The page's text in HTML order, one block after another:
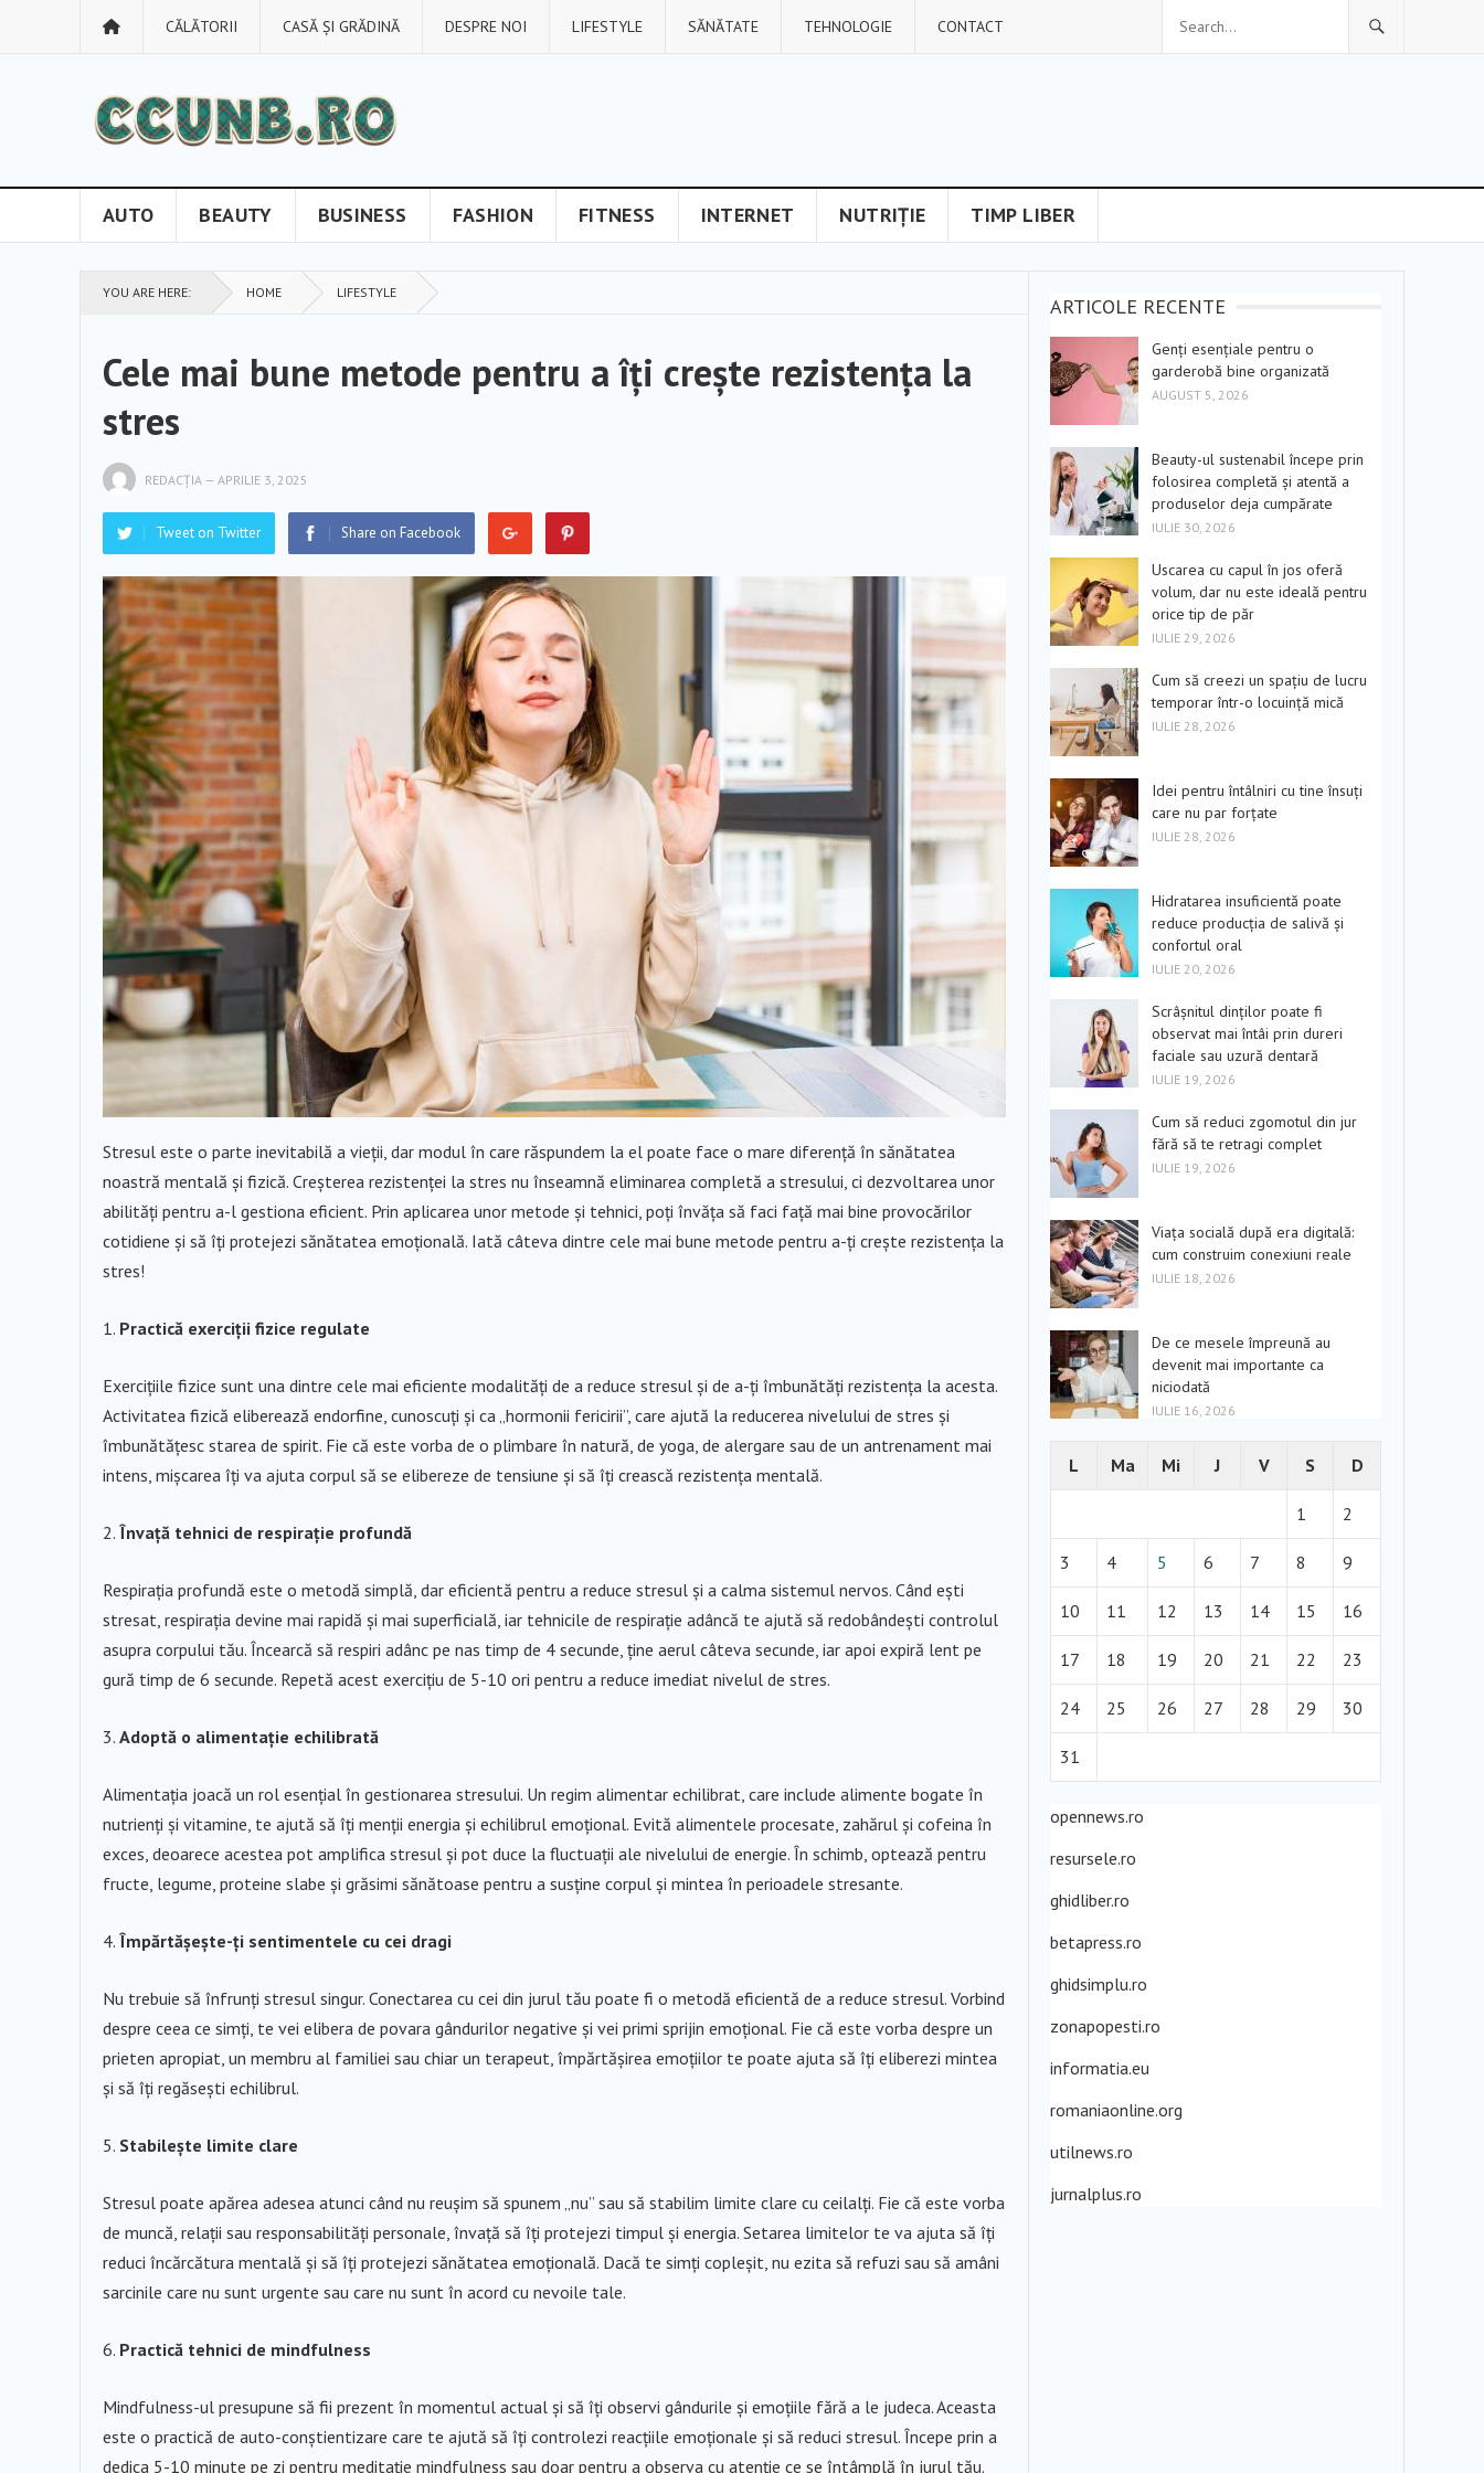
CĂLĂTORII CASĂ ȘI GRĂDINĂ DESPRE NOI LIFESTYLE SĂNĂTATE TEHNOLOGIE CONTACT
AUTO BEAUTY BUSINESS FASHION FITNESS INTERNET NUTRIȚIE TIMP LIBER
YOU ARE HERE: HOME LIFESTYLE
Cele mai bune metode pentru a îți crește rezistența la
stres
REDACȚIA — APRILIE 3, 2025
Tweet on Twitter Share on Facebook
Stresul este o parte inevitabilă a vieții, dar modul în care răspundem la el poate face o mare diferență în sănătatea
noastră mentală și fizică. Creșterea rezistenței la stres nu înseamnă eliminarea completă a stresului, ci dezvoltarea unor
abilități pentru a-l gestiona eficient. Prin aplicarea unor metode și tehnici, poți învăța să faci față mai bine provocărilor
cotidiene și să îți protejezi sănătatea emoțională. Iată câteva dintre cele mai bune metode pentru a-ți crește rezistența la
stres!
Practică exerciții fizice regulate
Exercițiile fizice sunt una dintre cele mai eficiente modalități de a reduce stresul și de a-ți îmbunătăți rezistența la acesta.
Activitatea fizică eliberează endorfine, cunoscuți și ca „hormonii fericirii”, care ajută la reducerea nivelului de stres și
îmbunătățesc starea de spirit. Fie că este vorba de o plimbare în natură, de yoga, de alergare sau de un antrenament mai
intens, mișcarea îți va ajuta corpul să se elibereze de tensiune și să îți crească rezistența mentală.
Învață tehnici de respirație profundă
Respirația profundă este o metodă simplă, dar eficientă pentru a reduce stresul și a calma sistemul nervos. Când ești
stresat, respirația devine mai rapidă și mai superficială, iar tehnicile de respirație adâncă te ajută să redobândești controlul
asupra corpului tău. Încearcă să respiri adânc pe nas timp de 4 secunde, ține aerul câteva secunde, iar apoi expiră lent pe
gură timp de 6 secunde. Repetă acest exercițiu de 5-10 ori pentru a reduce imediat nivelul de stres.
Adoptă o alimentație echilibrată
Alimentația joacă un rol esențial în gestionarea stresului. Un regim alimentar echilibrat, care include alimente bogate în
nutrienți și vitamine, te ajută să îți menții energia și echilibrul emoțional. Evită alimentele procesate, zahărul și cofeina în
exces, deoarece acestea pot amplifica stresul și pot duce la fluctuații ale nivelului de energie. În schimb, optează pentru
fructe, legume, proteine slabe și grăsimi sănătoase pentru a susține corpul și mintea în perioadele stresante.
Împărtășește-ți sentimentele cu cei dragi
Nu trebuie să înfrunți stresul singur. Conectarea cu cei din jurul tău poate fi o metodă eficientă de a reduce stresul. Vorbind
despre ceea ce simți, te vei elibera de povara gândurilor negative și vei primi sprijin emoțional. Fie că este vorba despre un
prieten apropiat, un membru al familiei sau chiar un terapeut, împărtășirea emoțiilor te poate ajuta să îți eliberezi mintea
și să îți regăsești echilibrul.
Stabilește limite clare
Stresul poate apărea adesea atunci când nu reușim să spunem „nu” sau să stabilim limite clare cu ceilalți. Fie că este vorba
de muncă, relații sau responsabilități personale, învață să îți protejezi timpul și energia. Setarea limitelor te va ajuta să îți
reduci încărcătura mentală și să îți protejezi sănătatea emoțională. Dacă te simți copleșit, nu ezita să refuzi sau să amâni
sarcinile care nu sunt urgente sau care nu sunt în acord cu nevoile tale.
Practică tehnici de mindfulness
Mindfulness-ul presupune să fii prezent în momentul actual și să îți observi gândurile și emoțiile fără a le judeca. Aceasta
este o practică de auto-conștientizare care te ajută să îți controlezi reacțiile emoționale și să reduci stresul. Începe prin a
dedica 5-10 minute pe zi pentru meditație mindfulness sau doar pentru a observa cu atenție ce se întâmplă în jurul tău.
ARTICOLE RECENTE
Genți esențiale pentru o
garderobă bine organizată
AUGUST 5, 2026
Beauty-ul sustenabil începe prin
folosirea completă și atentă a
produselor deja cumpărate
IULIE 30, 2026
Uscarea cu capul în jos oferă
volum, dar nu este ideală pentru
orice tip de păr
IULIE 29, 2026
Cum să creezi un spațiu de lucru
temporar într-o locuință mică
IULIE 28, 2026
Idei pentru întâlniri cu tine însuți
care nu par forțate
IULIE 28, 2026
Hidratarea insuficientă poate
reduce producția de salivă și
confortul oral
IULIE 20, 2026
Scrâșnitul dinților poate fi
observat mai întâi prin dureri
faciale sau uzură dentară
IULIE 19, 2026
Cum să reduci zgomotul din jur
fără să te retragi complet
IULIE 19, 2026
Viața socială după era digitală:
cum construim conexiuni reale
IULIE 18, 2026
De ce mesele împreună au
devenit mai importante ca
niciodată
IULIE 16, 2026
L Ma Mi J V S D
1 2
3 4 5 6 7 8 9
10 11 12 13 14 15 16
17 18 19 20 21 22 23
24 25 26 27 28 29 30
31
opennews.ro
resursele.ro
ghidliber.ro
betapress.ro
ghidsimplu.ro
zonapopesti.ro
informatia.eu
romaniaonline.org
utilnews.ro
jurnalplus.ro